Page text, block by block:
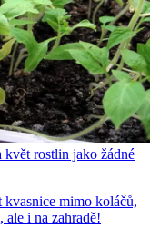
květ rostlin jako žádné
mimo koláčů,
i na zahradě!